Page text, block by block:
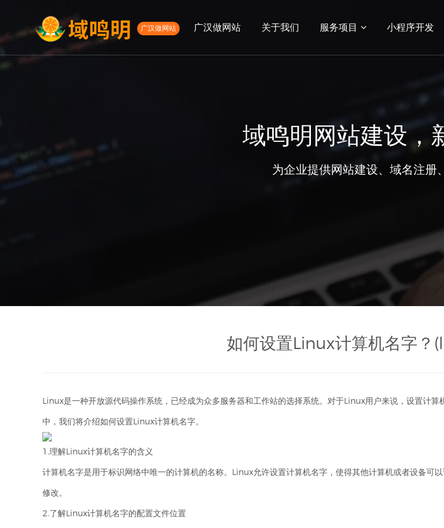
广汉做网站 广汉做网站 关于我们 服务项目
电商网站建设
小程序开发
电商平台
发展历程
小程序开发
小程序开发
功能应用
案例
网站建
小程序
域鸣明网站建设，
为企业提供网站建设、域名注册
如何设置Linux计算机名字？
Linux是一种开放源代码操作系统，已经成为众多服务器和工作站的选择系统。对于Linux用户来说，设置计
中，我们将介绍如何设置Linux计算机名字。
1.理解Linux计算机名字的含义
计算机名字是用于标识网络中唯一的计算机的名称。Linux允许设置计算机名字，使得其他计算机或者设备
修改。
2.了解Linux计算机名字的配置文件位置